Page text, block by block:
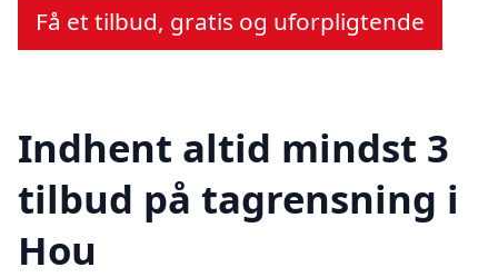
Få et tilbud, gratis og uforpligtende
Indhent altid mindst 3
tilbud på tagrensning i
Hou